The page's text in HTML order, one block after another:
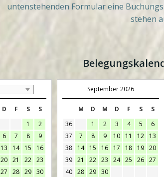
untenstehenden Formular eine
stehen
D F S
S
1
2
6 7 8
9
13 14 15
16
20 21 22 23
27 28 29 30
September 2026
M D M D F S
S
36
1 2 3 4 5
6
37
7 8 9 10 11 12
13
38
14 15 16 17 18 19 20
39 21 22 23 24 25 26 27
40 28 29 30